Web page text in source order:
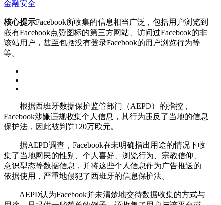
金融安全
核心提示Facebook所收集的信息相当广泛，包括用户浏览到
嵌有Facebook点赞图标的第三方网站、访问过Facebook的非
该站用户，甚至包括没有登录Facebook的用户浏览行为等
等。
根据西班牙数据保护监管部门（AEPD）的指控，
Facebook涉嫌违规收集个人信息，其行为违反了当地的信息
保护法，因此被判罚120万欧元。
据AEPD调查，Facebook在未明确指出用途的情况下收
集了当地网民的性别、个人喜好、浏览行为、宗教信仰、
意识型态等数据信息，并将这些个人信息作为广告推送的
依据使用，严重地侵犯了西班牙的信息保护法。
AEPD认为Facebook并未清楚地交待数据收集的方式与